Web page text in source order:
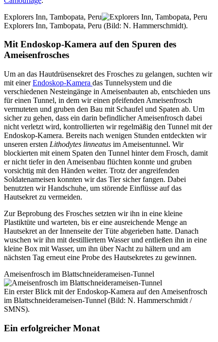
Explorers Inn, Tambopata, Peru
Explorers Inn, Tambopata, Peru (Bild: N. Hammerschmidt).
Mit Endoskop-Kamera auf den Spuren des
Ameisenfrosches
Um an das Hautdrüsensekret des Frosches zu gelangen, suchten wir
mit einerEndoskop-Kamera das Tunnelsystem und die
verschiedenen Nesteingänge in Ameisenbauten ab, entschieden uns
für einen Tunnel, in dem wir einen pfeifenden Ameisenfrosch
vermuteten und gruben den Bau mit Schaufel und Spaten ab. Um
sicher zu gehen, dass ein darin befindlicher Ameisenfrosch dabei
nicht verletzt wird, kontrollierten wir regelmäßig den Tunnel mit der
Endoskop-Kamera. Bereits nach wenigen Stunden entdeckten wir
unseren ersten Lithodytes linneatus im Ameisentunnel. Wir
blockierten mit einem Spaten den Tunnel hinter dem Frosch, damit
er nicht tiefer in den Ameisenbau flüchten konnte und gruben
vorsichtig mit den Händen weiter. Trotz der angreifenden
Soldatenameisen konnten wir das Tier sicher fangen. Dabei
benutzten wir Handschuhe, um störende Einflüsse auf das
Hautsekret zu vermeiden.
Zur Beprobung des Frosches setzten wir ihn in eine kleine
Plastiktüte und warteten, bis er eine ausreichende Menge an
Hautsekret an der Innenseite der Tüte abgerieben hatte. Danach
wuschen wir ihn mit destilliertem Wasser und entließen ihn in eine
kleine Box mit Wasser, um ihn über Nacht zu hältern und am
nächsten Tag erneut eine Probe des Hautsekretes zu gewinnen.
Ameisenfrosch im Blattschneiderameisen-Tunnel
Ein erster Blick mit der Endoskop-Kamera auf den Ameisenfrosch
im Blattschneiderameisen-Tunnel (Bild: N. Hammerschmidt /
SMNS).
Ein erfolgreicher Monat